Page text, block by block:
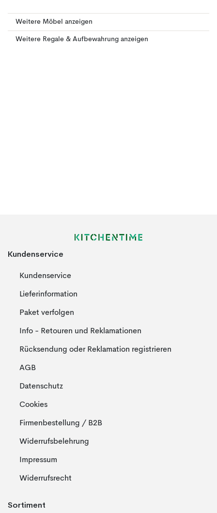
Weitere Möbel anzeigen
Weitere Regale & Aufbewahrung anzeigen
Kundenservice
Kundenservice
Lieferinformation
Paket verfolgen
Info - Retouren und Reklamationen
Rücksendung oder Reklamation registrieren
AGB
Datenschutz
Cookies
Firmenbestellung / B2B
Widerrufsbelehrung
Impressum
Widerrufsrecht
Sortiment